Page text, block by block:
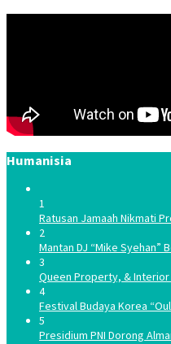
Humanisia
1
Ratusan Jamaah Nikmati
2
Mantan DJ “Mike Syehan”
3
Queen Property, &
4
Festival Budaya Korea
5
Presidium PNI Dorong